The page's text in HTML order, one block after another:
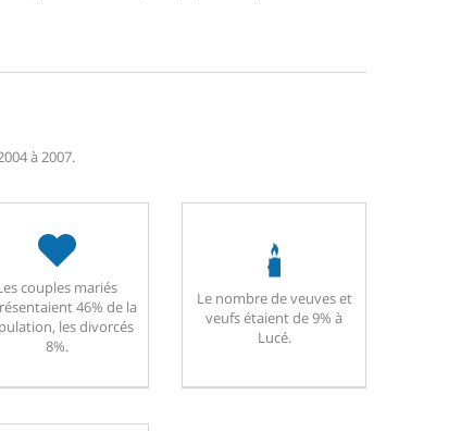
à 2007.
couples mariés
46% de la
les divorcés
8%.
Le nombre de veuves et
veufs étaient de 9% à
Lucé.